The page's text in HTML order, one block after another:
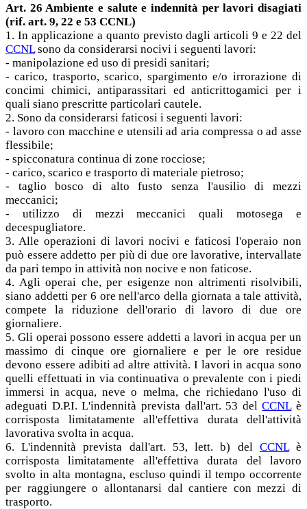
Art. 26 Ambiente e salute e indennità per lavori disagiati
(rif. art. 9, 22 e 53 CCNL)
1. In applicazione a quanto previsto dagli articoli 9 e 22 del
CCNLsono da considerarsi nocivi i seguenti lavori:
- manipolazione ed uso di presidi sanitari;
- carico, trasporto, scarico, spargimento e/o irrorazione di
concimi chimici, antiparassitari ed anticrittogamici per i
quali siano prescritte particolari cautele.
2. Sono da considerarsi faticosi i seguenti lavori:
- lavoro con macchine e utensili ad aria compressa o ad asse
flessibile;
- spicconatura continua di zone rocciose;
- carico, scarico e trasporto di materiale pietroso;
- taglio bosco di alto fusto senza l'ausilio di mezzi
meccanici;
- utilizzo di mezzi meccanici quali motosega e
decespugliatore.
3. Alle operazioni di lavori nocivi e faticosi l'operaio non
può essere addetto per più di due ore lavorative, intervallate
da pari tempo in attività non nocive e non faticose.
4. Agli operai che, per esigenze non altrimenti risolvibili,
siano addetti per 6 ore nell'arco della giornata a tale attività,
compete la riduzione dell'orario di lavoro di due ore
giornaliere.
5. Gli operai possono essere addetti a lavori in acqua per un
massimo di cinque ore giornaliere e per le ore residue
devono essere adibiti ad altre attività. I lavori in acqua sono
quelli effettuati in via continuativa o prevalente con i piedi
immersi in acqua, neve o melma, che richiedano l'uso di
adeguati D.P.I. L'indennità prevista dall'art. 53 delCCNLè
corrisposta limitatamente all'effettiva durata dell'attività
lavorativa svolta in acqua.
6. L'indennità prevista dall'art. 53, lett. b) del CCNLè
corrisposta limitatamente all'effettiva durata del lavoro
svolto in alta montagna, escluso quindi il tempo occorrente
per raggiungere o allontanarsi dal cantiere con mezzi di
trasporto.